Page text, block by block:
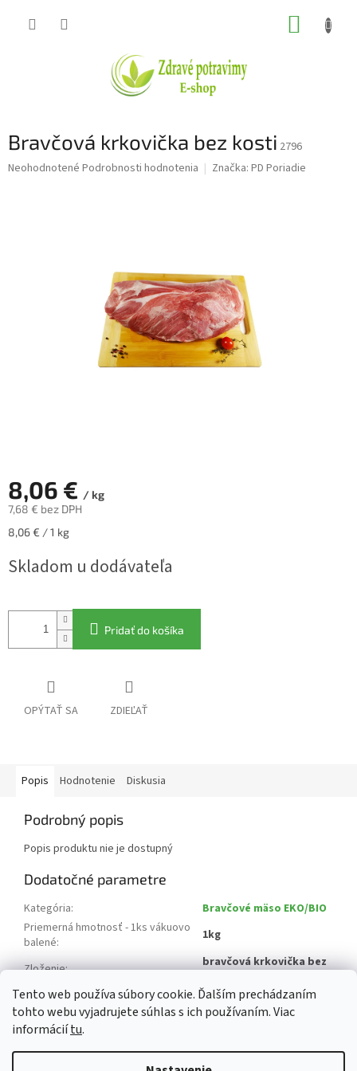
Tento web používa súbory cookie. Ďalším prechádzaním
tohto webu vyjadrujete súhlas s ich používaním. Viac
informáciítu.
Bravčová krkovička bez kosti 2796
Priemerné
Neohodnotené Podrobnosti hodnotenia Značka: PD Poriadie
8,06 € / kg
7,68 € bez DPH
Jednotková
8,06 € / 1 kg
Skladom u dodávateľa
Pridať do košíka
OPÝTAŤ SA ZDIEĽAŤ
Popis Hodnotenie Diskusia
Podrobný popis
Popis produktu nie je dostupný
Dodatočné parametre
Kategória:
Bravčové mäso EKO/BIO
Priemerná hmotnosť - 1ks vákuovo
balené: 1kg
Zloženie:
bravčová krkovička bez
Krajina pôvodu: Slovensko